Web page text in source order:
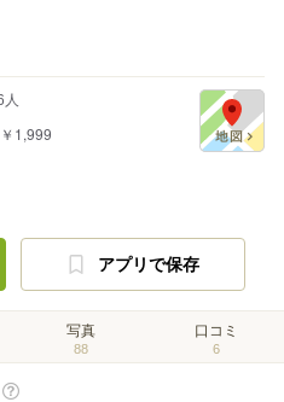
人
1,999
アプリで保存
写真
88
口コミ
6